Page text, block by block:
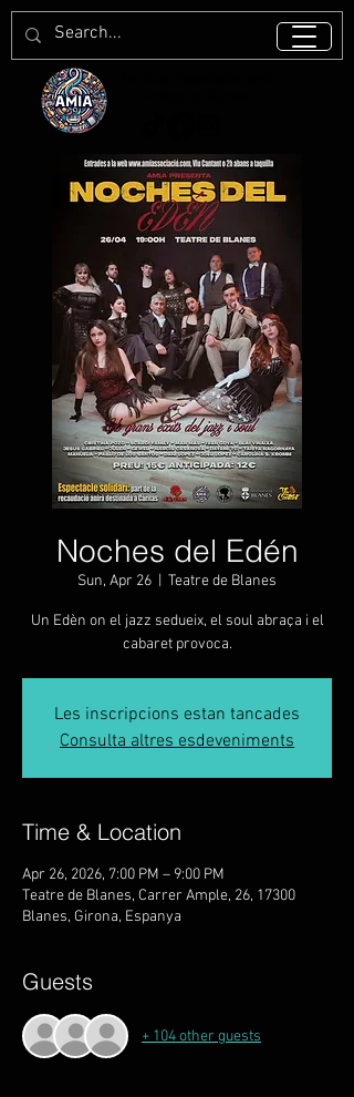
Noches del Edén
Sun, Apr 26 Teatre de Blanes
Un Edèn on el jazz sedueix, el soul abraça i el
cabaret provoca.
Les inscripcions estan tancades
Consulta altres esdeveniments
Time & Location
Apr 26, 2026, 7:00 PM – 9:00 PM
Teatre de Blanes, Carrer Ample, 26, 17300
Blanes, Girona, Espanya
Guests
+ 104 other guests